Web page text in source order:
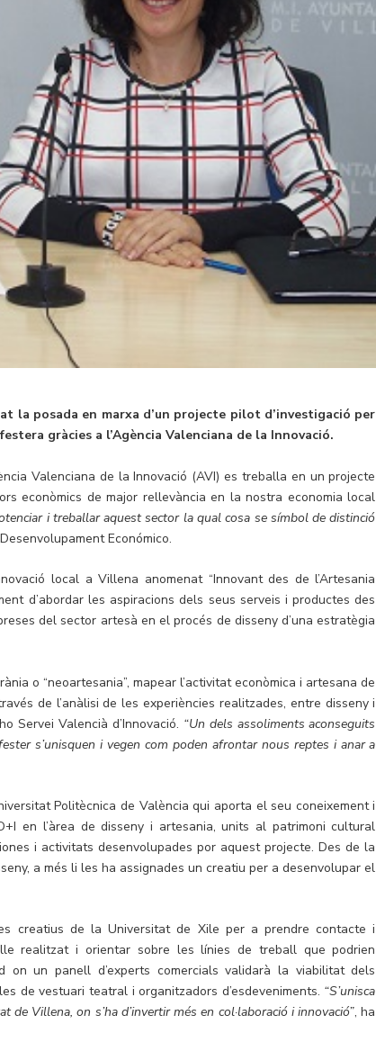
la posada en marxa d’un projecte pilot d’investigació per
gràcies a l’Agència Valenciana de la Innovació.
Valenciana de la Innovació (AVI) es treballa en un projecte
econòmics de major rellevància en la nostra economia local
i treballar aquest sector la qual cosa se símbol de distinció
Económico.
local a Villena anomenat “Innovant des de l’Artesania
d’abordar les aspiracions dels seus serveis i productes des
del sector artesà en el procés de disseny d’una estratègia
o “neoartesania”, mapear l’activitat econòmica i artesana de
de l’anàlisi de les experiències realitzades, entre disseny i
Servei Valencià d’Innovació. “Un dels assoliments aconseguits
s’unisquen i vegen com poden afrontar nous reptes i anar a
Politècnica de València qui aporta el seu coneixement i
en l’àrea de disseny i artesania, units al patrimoni cultural
i activitats desenvolupades por aquest projecte. Des de la
a més li les ha assignades un creatiu per a desenvolupar el
creatius de la Universitat de Xile per a prendre contacte i
realitzat i orientar sobre les línies de treball que podrien
on un panell d’experts comercials validarà la viabilitat dels
de vestuari teatral i organitzadors d’esdeveniments. “S’unisca
Villena, on s’ha d’invertir més en col·laboració i innovació”, ha